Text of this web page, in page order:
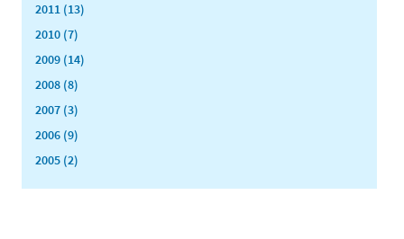
2011 (13)
2010 (7)
2009 (14)
2008 (8)
2007 (3)
2006 (9)
2005 (2)